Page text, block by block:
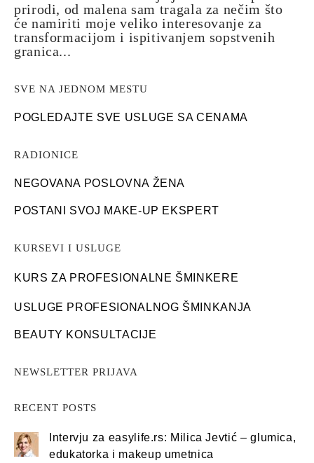
prirodi, od malena sam tragala za nečim što
će namiriti moje veliko interesovanje za
transformacijom i ispitivanjem sopstvenih
granica...
SVE NA JEDNOM MESTU
POGLEDAJTE SVE USLUGE SA CENAMA
RADIONICE
NEGOVANA POSLOVNA ŽENA
POSTANI SVOJ MAKE-UP EKSPERT
KURSEVI I USLUGE
KURS ZA PROFESIONALNE ŠMINKERE
USLUGE PROFESIONALNOG ŠMINKANJA
BEAUTY KONSULTACIJE
NEWSLETTER PRIJAVA
RECENT POSTS
Intervju za easylife.rs: Milica Jevtić – glumica,
edukatorka i makeup umetnica